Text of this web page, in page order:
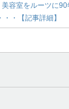
容室をルーツに
・【記事詳細】